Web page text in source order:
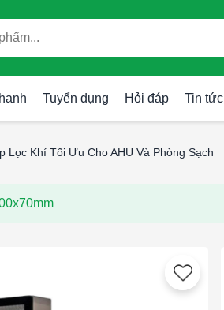
Tuyển dụng Hỏi đáp Tin tức
Lọc Khí Tối Ưu Cho AHU Và Phòng Sạch